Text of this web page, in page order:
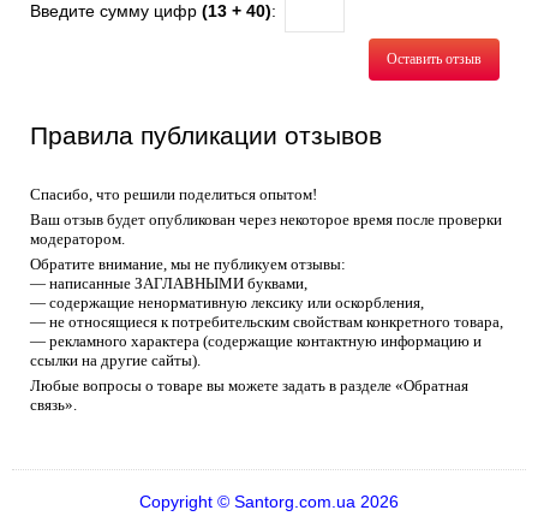
Введите сумму цифр (13 + 40):
Оставить отзыв
Правила публикации отзывов
Спасибо, что решили поделиться опытом!
Ваш отзыв будет опубликован через некоторое время после проверки
модератором.
Обратите внимание, мы не публикуем отзывы:
— написанные ЗАГЛАВНЫМИ буквами,
— содержащие ненормативную лексику или оскорбления,
— не относящиеся к потребительским свойствам конкретного товара,
— рекламного характера (содержащие контактную информацию и
ссылки на другие сайты).
Любые вопросы о товаре вы можете задать в разделе «Обратная
связь».
Copyright © Santorg.com.ua 2026